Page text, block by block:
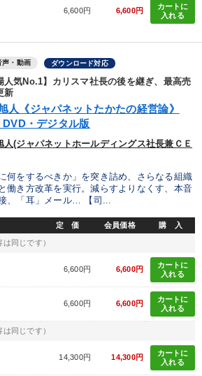
6,600円 6,600円
カートに
入れる
声・動画 ダウンロード対応
人気No.1】カリスマ社長の後を継ぎ、最高売
新
人《ジャパネットたかたの経営論》
・デジタル版
人(ジャパネットホールディングス社長兼ＣＥ
何をするべきか」を突き詰め、さらなる組織
働き方改革を実行。減らすよりなくす、本音
、「耳」メール… 【司...
定 価 会員価格 購 入
は同じです）
6,600円 6,600円
カートに
入れる
6,600円 6,600円
カートに
入れる
は同じです）
14,300円 14,300円
カートに
入れる